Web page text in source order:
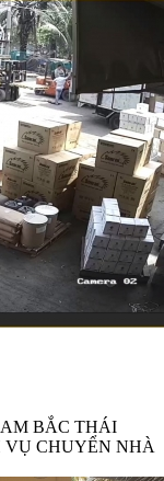
BẮC THÁI
VỤ CHUYỂN NHÀ